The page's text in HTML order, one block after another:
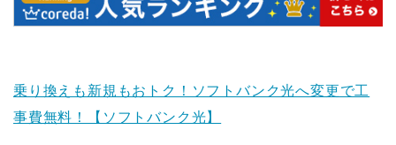
乗り換えも新規もおトク！ソフトバンク光へ変更で工
事費無料！【ソフトバンク光】